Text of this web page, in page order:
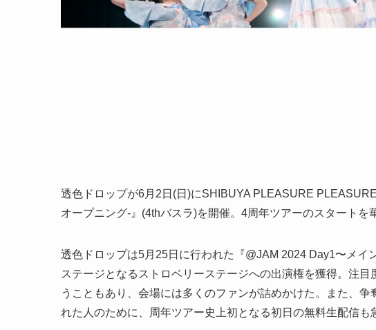
透色ドロップが6月2日(日)にSHIBUYA PLEASURE
オープニング-』(4thバスラ)を開催。4周年ツアーのスタートを
透色ドロップは5月25日に行われた『@JAM 2024 Day1〜メイ
ステージとなるストロベリーステージへの出演権を獲得。注
うこともあり、会場には多くのファンが詰めかけた。また、
れた人のために、周年ツアー史上初となる初日の無料生配信も